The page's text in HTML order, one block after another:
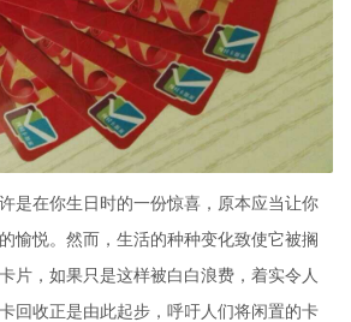
是在你生日时的一份惊喜，原本应当让你
愉悦。然而，生活的种种变化致使它被搁
片，如果只是这样被白白浪费，着实令人
回收正是由此起步，呼吁人们将闲置的卡